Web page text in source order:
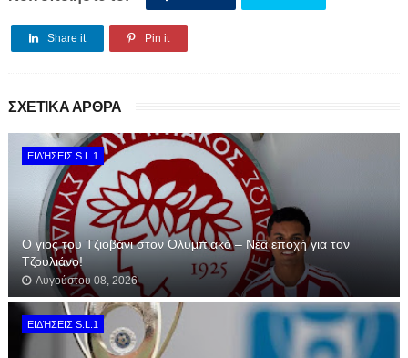
Share it Pin it
ΣΧΕΤΙΚΑ ΑΡΘΡΑ
ΕΙΔΉΣΕΙΣ S.L.1
Ο γιος του Τζιοβάνι στον Ολυμπιακό – Νέα εποχή για τον
Τζουλιάνο!
Αυγούστου 08, 2026
ΕΙΔΉΣΕΙΣ S.L.1